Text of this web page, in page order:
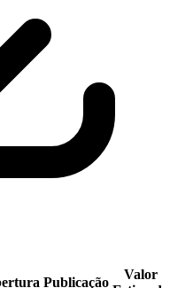
Publicação
Valor